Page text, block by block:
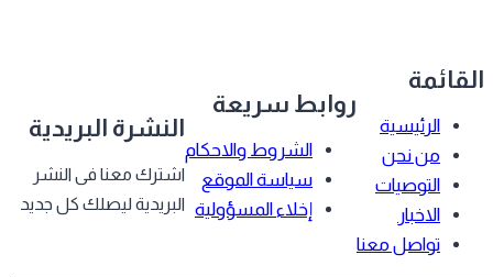
الرئيسية
من نحن
التوصيات
الاخبار
تواصل معنا
روابط سريعة
الشروط والاحكام
سياسة الموقع
إخلاء المسؤولية
النشرة البريدية
اشترك معنا فى النشر
البريدية ليصلك كل جديد